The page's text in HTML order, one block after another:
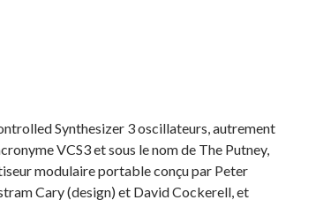
Synthesizer 3 oscillateurs, autrement
VCS3 et sous le nom de The Putney,
modulaire portable conçu par Peter
Cary (design) et David Cockerell, et